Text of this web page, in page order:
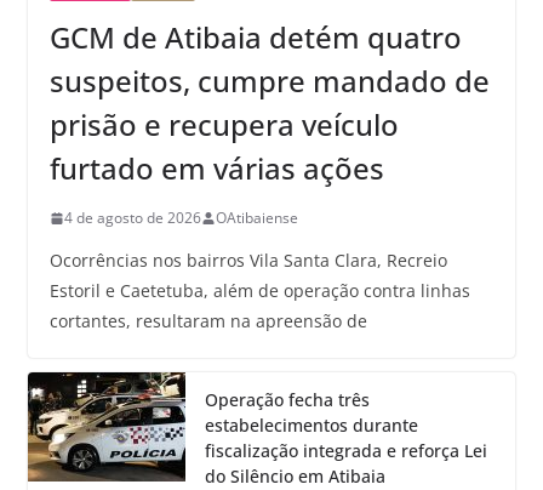
GCM de Atibaia detém quatro
suspeitos, cumpre mandado de
prisão e recupera veículo
furtado em várias ações
4 de agosto de 2026 OAtibaiense
Ocorrências nos bairros Vila Santa Clara, Recreio
Estoril e Caetetuba, além de operação contra linhas
cortantes, resultaram na apreensão de
Operação fecha três
estabelecimentos durante
fiscalização integrada e reforça Lei
do Silêncio em Atibaia